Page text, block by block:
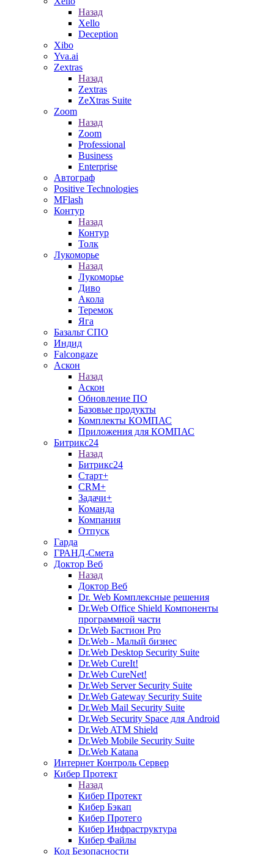
Назад
Xello
Deception
Xibo
Yva.ai
Zextras
Назад
Zextras
ZeXtras Suite
Zoom
Назад
Zoom
Professional
Business
Enterprise
Автограф
Positive Technologies
MFlash
Контур
Назад
Контур
Толк
Лукоморье
Назад
Лукоморье
Диво
Акола
Теремок
Яга
Базальт СПО
Индид
Falcongaze
Аскон
Назад
Аскон
Обновление ПО
Базовые продукты
Комплекты КОМПАС
Приложения для КОМПАС
Битрикс24
Назад
Битрикс24
Старт+
CRM+
Задачи+
Команда
Компания
Отпуск
Гарда
ГРАНД-Смета
Доктор Веб
Назад
Доктор Веб
Dr. Web Комплексные решения
Dr.Web Office Shield Компоненты
программной части
Dr.Web Бастион Pro
Dr.Web - Малый бизнес
Dr.Web Desktop Security Suite
Dr.Web CureIt!
Dr.Web CureNet!
Dr.Web Server Security Suite
Dr.Web Gateway Security Suite
Dr.Web Mail Security Suite
Dr.Web Security Space для Android
Dr.Web ATM Shield
Dr.Web Mobile Security Suite
Dr.Web Katana
Интернет Контроль Сервер
Кибер Протект
Назад
Кибер Протект
Кибер Бэкап
Кибер Протего
Кибер Инфраструктура
Кибер Файлы
Код Безопасности